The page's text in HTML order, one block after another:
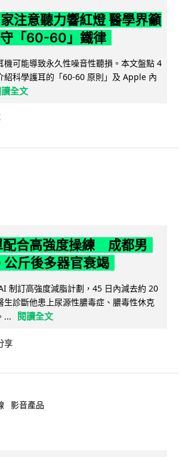
注意聽力響紅燈 醫學界籲
「60-60」鐵律
機可能導致永久性噪音性聽損。本文盤點 4
紹科學護耳的「60-60 原則」及 Apple 內
讀全文
配合高強度操練 成都男
斤後多器官衰竭
制訂高強度減脂計劃，45 日內減去約 20
生診斷他患上尿源性膿毒症、膿毒性休克
...
閱讀全文
享
影音產品